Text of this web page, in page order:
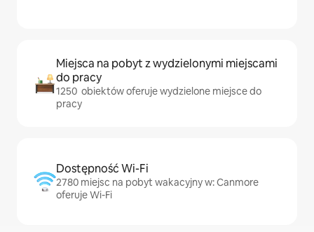
Miejsca na pobyt z wydzielonymi miejscami
do pracy
1250 obiektów oferuje wydzielone miejsce do
pracy
Dostępność Wi-Fi
2780 miejsc na pobyt wakacyjny w: Canmore
oferuje Wi-Fi